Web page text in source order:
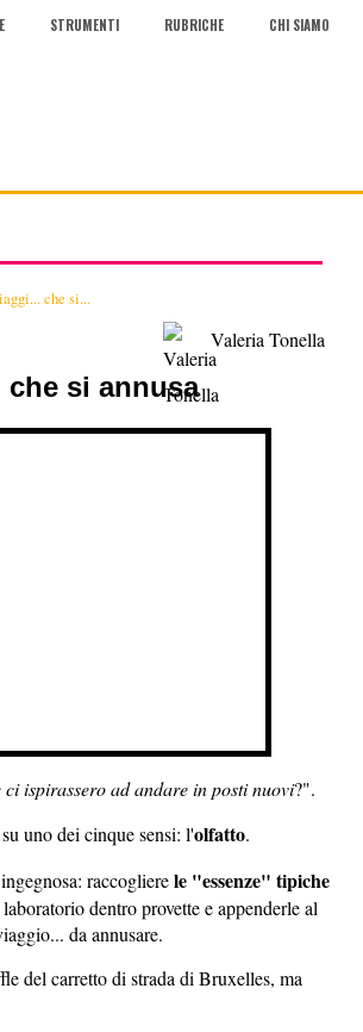
STRUMENTI RUBRICHE CHI SIAMO
che si...
Valeria Tonella
si annusa
ispirassero ad andare in posti nuovi?".
uno dei cinque sensi: l'olfatto.
raccoglierele "essenze" tipiche
dentro provette e appenderle al
da annusare.
del carretto di strada di Bruxelles, ma